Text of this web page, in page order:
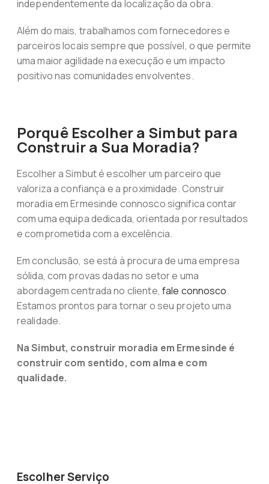
independentemente da localização da obra.
Além do mais, trabalhamos com fornecedores e
parceiros locais sempre que possível, o que permite
uma maior agilidade na execução e um impacto
positivo nas comunidades envolventes.
Porquê Escolher a Simbut para
Construir a Sua Moradia?
Escolher a Simbut é escolher um parceiro que
valoriza a confiança e a proximidade. Construir
moradia em Ermesinde connosco significa contar
com uma equipa dedicada, orientada por resultados
e comprometida com a excelência.
Em conclusão, se está à procura de uma empresa
sólida, com provas dadas no setor e uma
abordagem centrada no cliente, fale connosco.
Estamos prontos para tornar o seu projeto uma
realidade.
Na Simbut, construir moradia em Ermesinde é
construir com sentido, com alma e com
qualidade.
Escolher Serviço